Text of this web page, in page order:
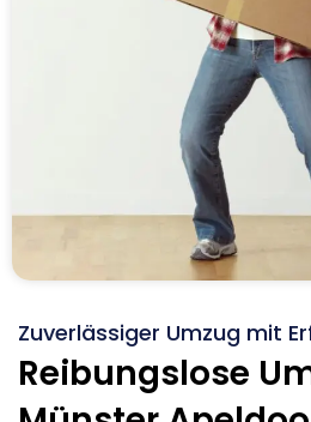
Zuverlässiger Umzug mit
Reibungslose